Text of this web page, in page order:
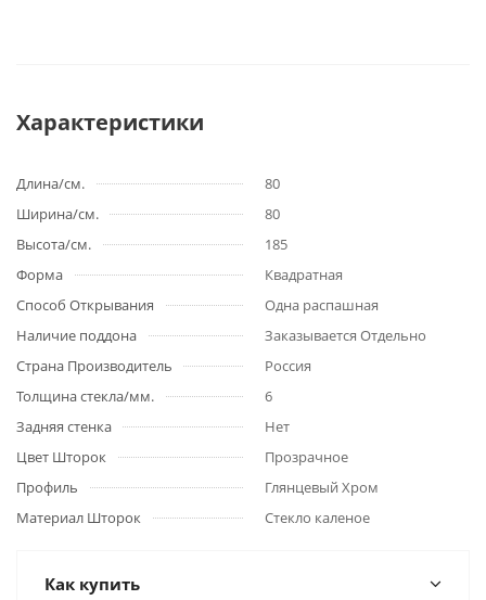
Характеристики
Длина/см.
80
Ширина/см.
80
Высота/см.
185
Форма
Квадратная
Способ Открывания
Одна распашная
Наличие поддона
Заказывается Отдельно
Страна Производитель
Россия
Толщина стекла/мм.
6
Задняя стенка
Нет
Цвет Шторок
Прозрачное
Профиль
Глянцевый Хром
Материал Шторок
Стекло каленое
Как купить